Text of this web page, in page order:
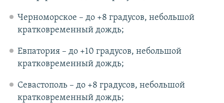
Черноморское – до +8 градусов, небольшой
кратковременный дождь;
Евпатория – до +10 градусов, небольшой
кратковременный дождь;
Севастополь – до +8 градусов, небольшой
кратковременный дождь;